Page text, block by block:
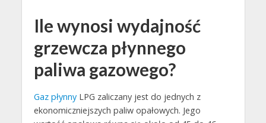
Ile wynosi wydajność
grzewcza płynnego
paliwa gazowego?
Gaz płynnyLPG zaliczany jest do jednych z
ekonomiczniejszych paliw opałowych. Jego